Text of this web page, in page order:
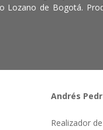
Lozano de Bogotá.
Andrés
Realizador